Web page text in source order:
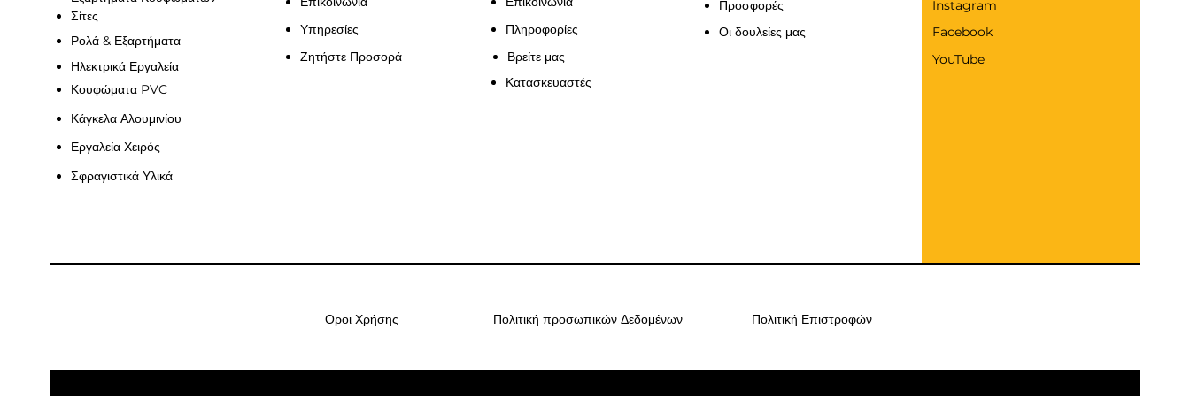
Σίτες
Ρολά & Εξαρτήματα
Ηλεκτρικά Εργαλεία
Κουφώματα PVC
Κάγκελα Αλουμινίου
Εργαλεία Χειρός
Σφραγιστικά Υλικά
Υπηρεσίες
Ζητήστε Προσορά
Πληροφορίες
Βρείτε μας
Κατασκευαστές
Προσφορές
Οι δουλείες μας
Instagram
Facebook
YouTube
Οροι Χρήσης Πολιτική προσωπικών Δεδομένων Πολιτική Επιστροφών